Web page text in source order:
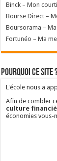
Binck – Mon
Bourse Direct –
Boursorama –
Fortunéo – Ma
Pourquoi ce site
L'école nous a
Afin de combler
culture
économies vous-